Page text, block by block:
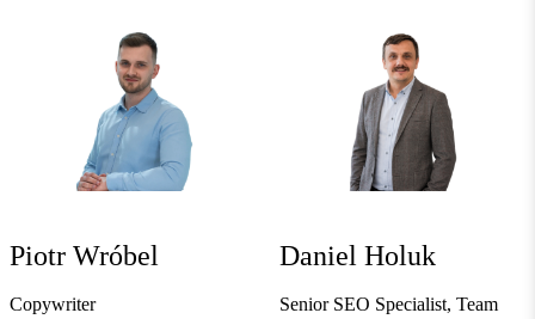
Piotr Wróbel
Copywriter
Daniel Holuk
Senior SEO Specialist, Team